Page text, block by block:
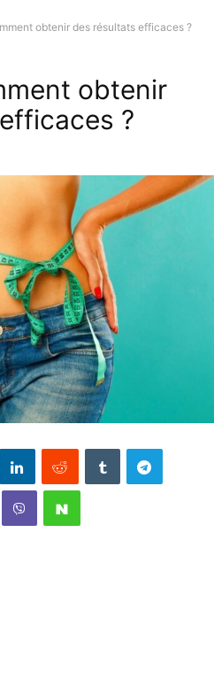
obtenir des résultats efficaces ?
obtenir
?